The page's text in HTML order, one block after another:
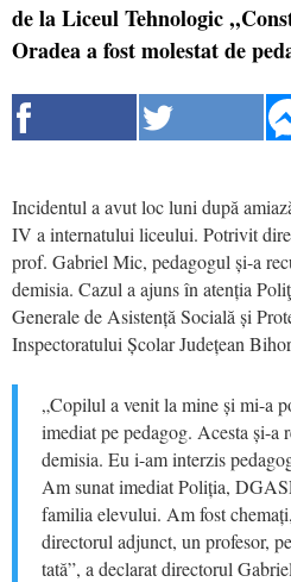
de la Liceul Tehnologic
Oradea a fost molestat de
Incidentul a avut loc luni după
IV a internatului liceului. Potrivit
prof. Gabriel Mic, pedagogul și-a
demisia. Cazul a ajuns în atenția
Generale de Asistență Socială și
Inspectoratului Școlar Județean
„Copilul a venit la mine și mi-a
imediat pe pedagog. Acesta și-a
demisia. Eu i-am interzis
Am sunat imediat Poliția,
familia elevului. Am fost
directorul adjunct, un profesor,
tată”, a declarat directorul